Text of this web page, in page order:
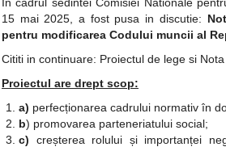
15 mai 2025, a fost pusa in discutie:
pentru modificarea Codului muncii al
Cititi in continuare: Proiectul de lege si
Proiectul are drept scop:
a) perfecționarea cadrului normativ în
b) promovarea parteneriatului social;
c) creșterea rolului și importanței